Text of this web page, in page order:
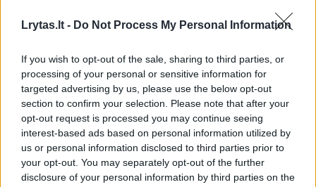
Lrytas.lt - Do Not Process My Personal Information
If you wish to opt-out of the sale, sharing to third parties, or
processing of your personal or sensitive information for
targeted advertising by us, please use the below opt-out
section to confirm your selection. Please note that after your
opt-out request is processed you may continue seeing
interest-based ads based on personal information utilized by
us or personal information disclosed to third parties prior to
your opt-out. You may separately opt-out of the further
disclosure of your personal information by third parties on the
(3)
2026 m. rugpjūčio 5 d. 16:30
Meteo.lt
Papildyta